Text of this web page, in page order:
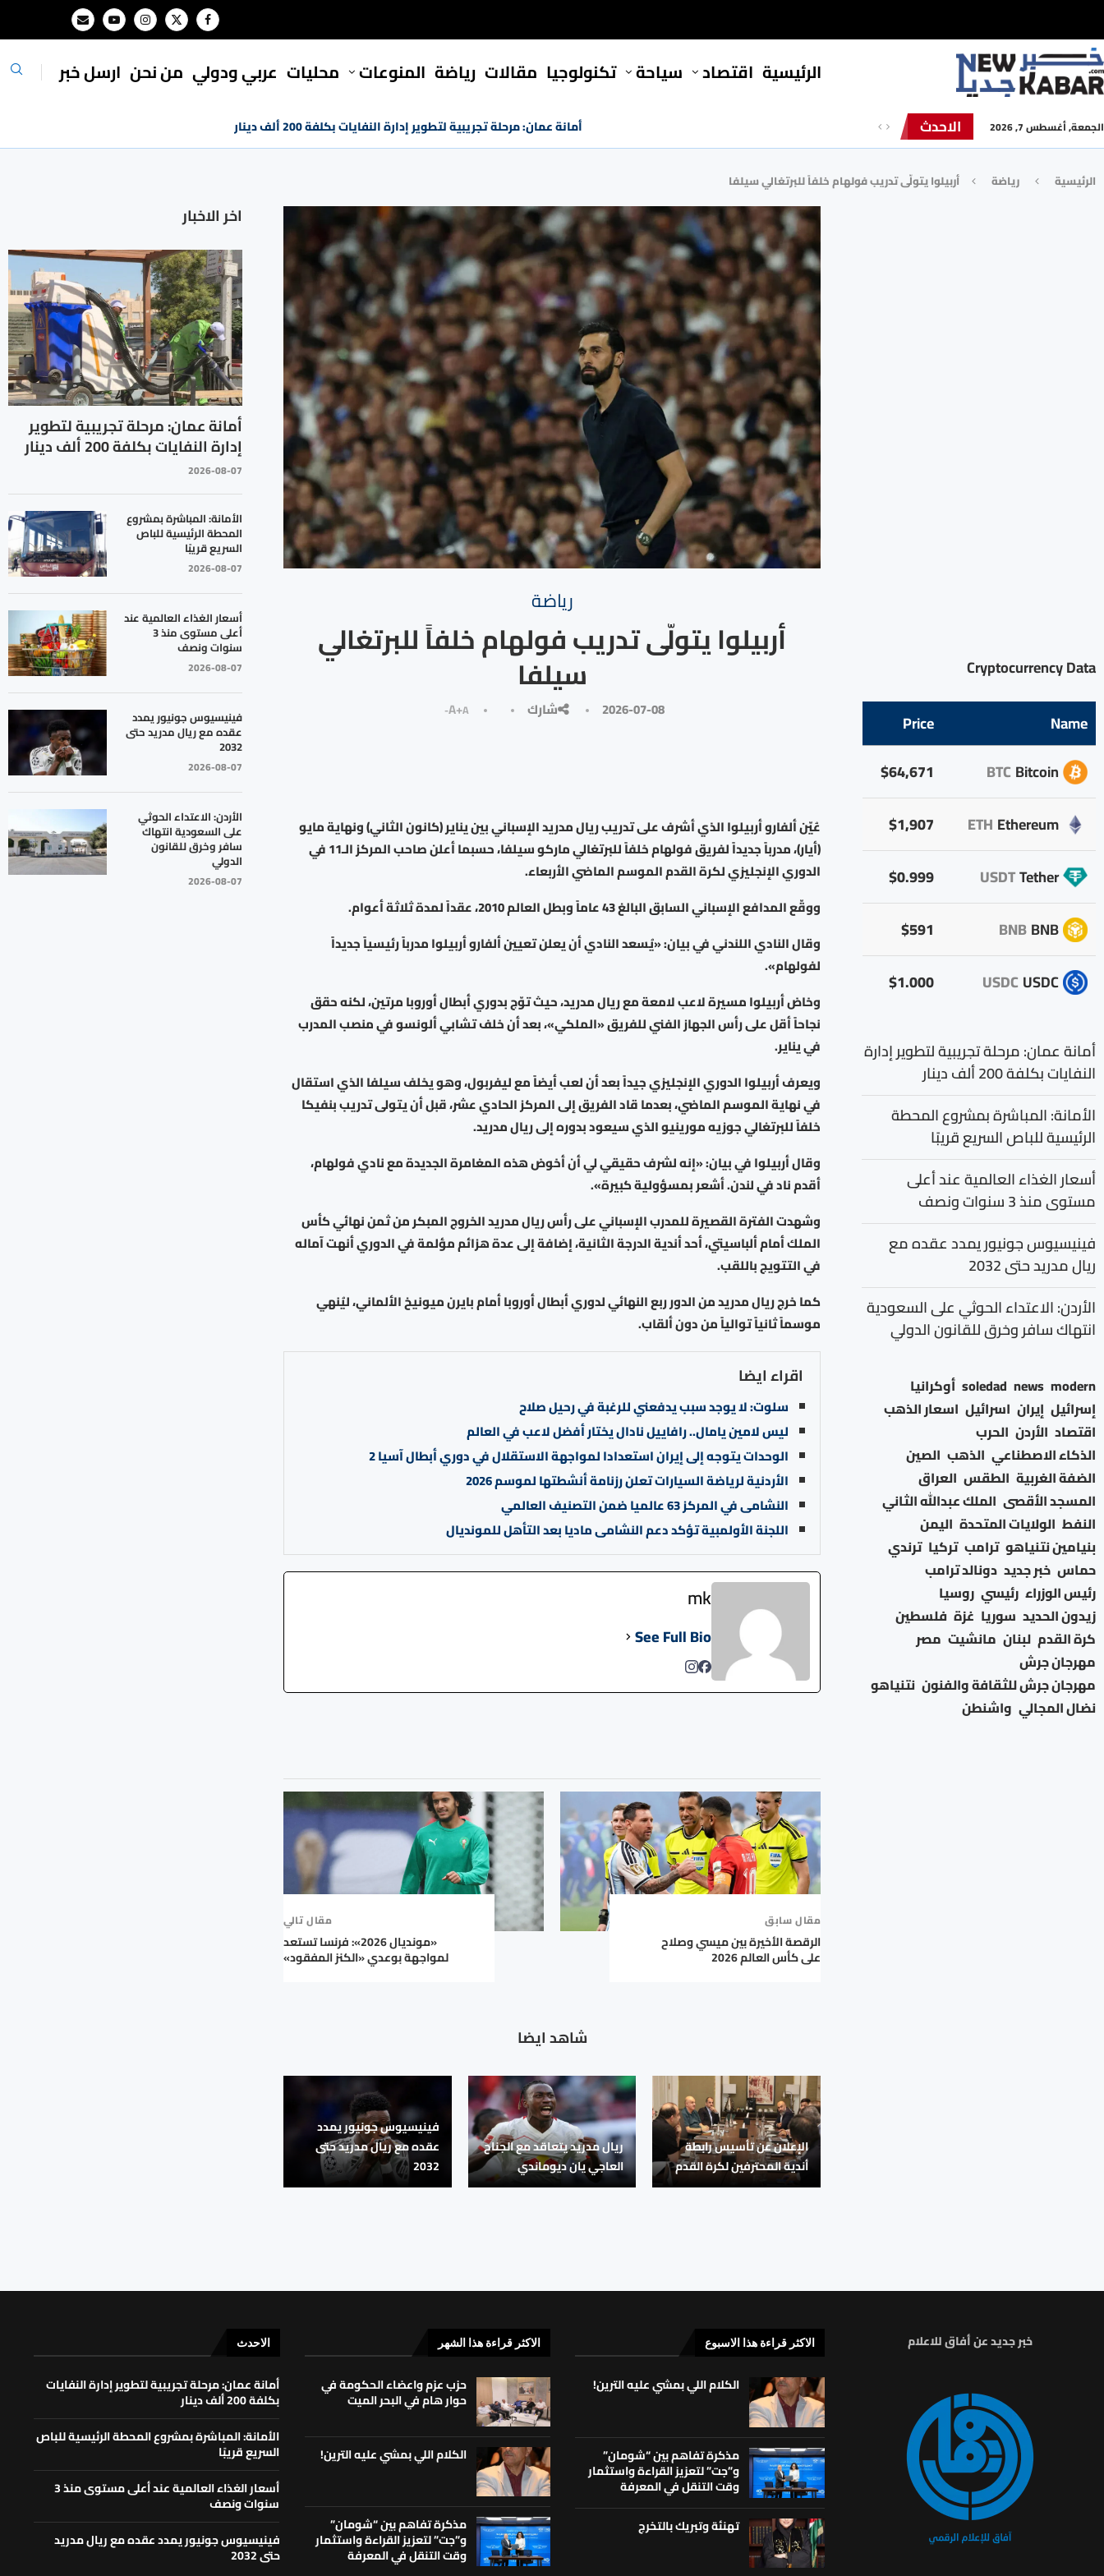
الرئيسية ⁠اقتصاد سياحة تكنولوجيا مقالات رياضة المنوعات محليات ⁠عربي ودولي من نحن ارسل خبر
الجمعة, أغسطس 7, 2026 الاحدث أمانة عمان: مرحلة تجريبية لتطوير إدارة النفايات بكلفة 200 ألف دينار
الرئيسية رياضة أربيلوا يتولّى تدريب فولهام خلفاً للبرتغالي سيلفا
رياضة
أربيلوا يتولّى تدريب فولهام خلفاً للبرتغالي
سيلفا
2026-07-08 شارك A+A-
عُيّن ألفارو أربيلوا الذي أشرف على تدريب ريال مدريد الإسباني بين يناير (كانون الثاني) ونهاية مايو
(أيار)، مدرباً جديداً لفريق فولهام خلفاً للبرتغالي ماركو سيلفا، حسبما أعلن صاحب المركز الـ11 في
الدوري الإنجليزي لكرة القدم الموسم الماضي الأربعاء.
ووقّع المدافع الإسباني السابق البالغ 43 عاماً وبطل العالم 2010، عقداً لمدة ثلاثة أعوام.
وقال النادي اللندني في بيان: «يُسعد النادي أن يعلن تعيين ألفارو أربيلوا مدرباً رئيسياً جديداً
لفولهام».
وخاض أربيلوا مسيرة لاعب لامعة مع ريال مدريد، حيث توّج بدوري أبطال أوروبا مرتين، لكنه حقق
نجاحاً أقل على رأس الجهاز الفني للفريق «الملكي»، بعد أن خلف تشابي ألونسو في منصب المدرب
في يناير.
ويعرف أربيلوا الدوري الإنجليزي جيداً بعد أن لعب أيضاً مع ليفربول، وهو يخلف سيلفا الذي استقال
في نهاية الموسم الماضي، بعدما قاد الفريق إلى المركز الحادي عشر، قبل أن يتولى تدريب بنفيكا
خلفاً للبرتغالي جوزيه مورينيو الذي سيعود بدوره إلى ريال مدريد.
وقال أربيلوا في بيان: «إنه لشرف حقيقي لي أن أخوض هذه المغامرة الجديدة مع نادي فولهام،
أقدم ناد في لندن. أشعر بمسؤولية كبيرة».
وشهدت الفترة القصيرة للمدرب الإسباني على رأس ريال مدريد الخروج المبكر من ثمن نهائي كأس
الملك أمام ألباسيتي، أحد أندية الدرجة الثانية، إضافة إلى عدة هزائم مؤلمة في الدوري أنهت آماله
في التتويج باللقب.
كما خرج ريال مدريد من الدور ربع النهائي لدوري أبطال أوروبا أمام بايرن ميونيخ الألماني، ليُنهي
موسماً ثانياً توالياً من دون ألقاب.
اقراء ايضا
سلوت: لا يوجد سبب يدفعني للرغبة في رحيل صلاح
ليس لامين يامال.. رافاييل نادال يختار أفضل لاعب في العالم
الوحدات يتوجه إلى إيران استعدادا لمواجهة الاستقلال في دوري أبطال آسيا 2
الأردنية لرياضة السيارات تعلن رزنامة أنشطتها لموسم 2026
النشامى في المركز 63 عالميا ضمن التصنيف العالمي
اللجنة الأولمبية تؤكد دعم النشامى ماديا بعد التأهل للمونديال
mk
See Full Bio
مقال سابق
الرقصة الأخيرة بين ميسي وصلاح
على كأس العالم 2026
مقال تالي
«مونديال 2026»: فرنسا تستعد
لمواجهة بوعدي «الكنز المفقود»
شاهد ايضا
فينيسيوس جونيور يمدد
عقده مع ريال مدريد حتى
2032
ريال مدريد يتعاقد مع الجناح
العاجي يان ديوماندي
الإعلان عن تأسيس رابطة
أندية المحترفين لكرة القدم
اخر الاخبار
أمانة عمان: مرحلة تجريبية لتطوير
إدارة النفايات بكلفة 200 ألف دينار
2026-08-07
الأمانة: المباشرة بمشروع
المحطة الرئيسية للباص
السريع قريبًا
2026-08-07
أسعار الغذاء العالمية عند
أعلى مستوى منذ 3
سنوات ونصف
2026-08-07
فينيسيوس جونيور يمدد
عقده مع ريال مدريد حتى
2032
2026-08-07
الأردن: الاعتداء الحوثي
على السعودية انتهاك
سافر وخرق للقانون
الدولي
2026-08-07
Cryptocurrency Data
Name
Price
Bitcoin
BTC
$64,671
Ethereum
ETH
$1,907
Tether
USDT
$0.999
BNB
BNB
$591
USDC
USDC
$1.000
أمانة عمان: مرحلة تجريبية لتطوير إدارة
النفايات بكلفة 200 ألف دينار
الأمانة: المباشرة بمشروع المحطة
الرئيسية للباص السريع قريبًا
أسعار الغذاء العالمية عند أعلى
مستوى منذ 3 سنوات ونصف
فينيسيوس جونيور يمدد عقده مع
ريال مدريد حتى 2032
الأردن: الاعتداء الحوثي على السعودية
انتهاك سافر وخرق للقانون الدولي
modern
news
soledad أوكرانيا
إسرائيل إيران اسرائيل اسعار الذهب
اقتصاد الأردن الحرب
الذكاء الاصطناعي الذهب الصين
الضفة الغربية الطقس العراق
المسجد الأقصى الملك عبدالله الثاني
النفط الولايات المتحدة اليمن
بنيامين نتنياهو ترامب تركيا ترندي
حماس خبر جديد دونالد ترامب
رئيس الوزراء رئيسي روسيا
زيدون الحديد سوريا غزة فلسطين
كرة القدم لبنان مانشيت مصر
مهرجان جرش
مهرجان جرش للثقافة والفنون نتنياهو
نضال المجالي واشنطن
خبر جديد عن أفاق للاعلام الاكثر قراءة هذا الاسبوع
الكلام اللي بمشي عليه الترين!
مذكرة تفاهم بين “شومان”
و”جت” لتعزيز القراءة واستثمار
وقت التنقل في المعرفة
تهنئة وتبريك بالتخرج
الاكثر قراءة هذا الشهر
حزب عزم واعضاء الحكومة في
حوار هام في البحر الميت
الكلام اللي بمشي عليه الترين!
مذكرة تفاهم بين “شومان”
و”جت” لتعزيز القراءة واستثمار
وقت التنقل في المعرفة
الاحدث
أمانة عمان: مرحلة تجريبية لتطوير إدارة النفايات
بكلفة 200 ألف دينار
الأمانة: المباشرة بمشروع المحطة الرئيسية للباص
السريع قريبًا
أسعار الغذاء العالمية عند أعلى مستوى منذ 3
سنوات ونصف
فينيسيوس جونيور يمدد عقده مع ريال مدريد
حتى 2032